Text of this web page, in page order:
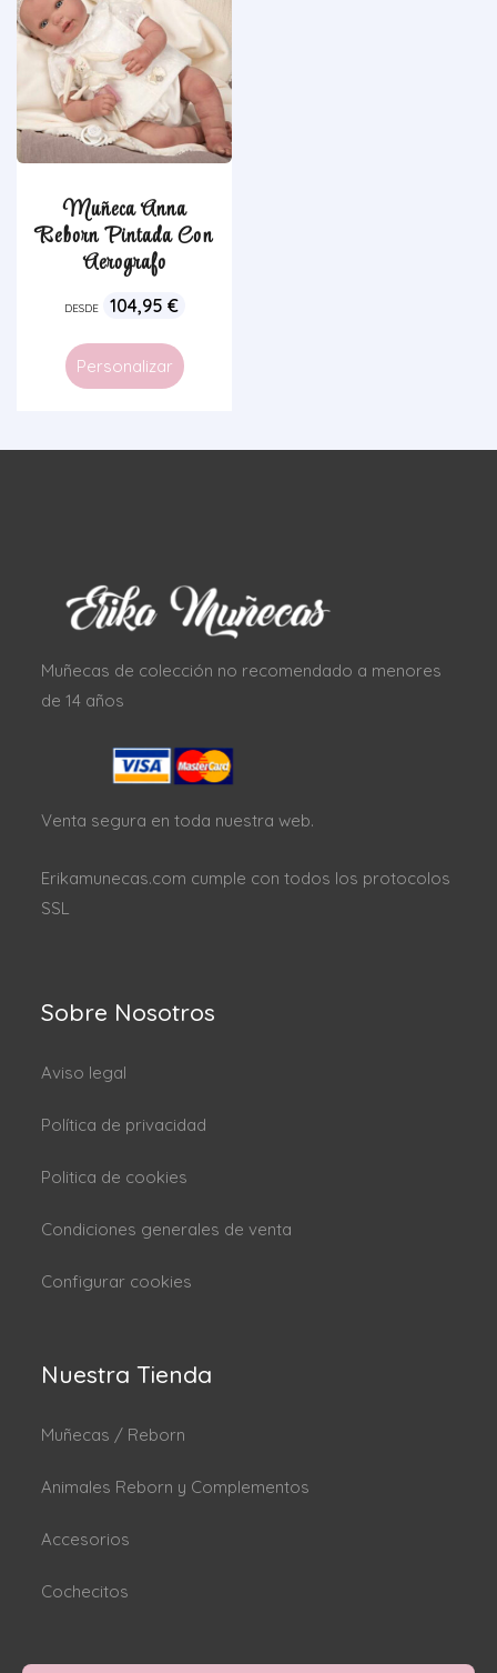
Muñeca Anna
Reborn Pintada Con
Aerografo
DESDE 104,95 €
Personalizar
Muñecas de colección no recomendado a menores
de 14 años
Venta segura en toda nuestra web.
Erikamunecas.com cumple con todos los protocolos
SSL
Sobre Nosotros
Aviso legal
Política de privacidad
Politica de cookies
Condiciones generales de venta
Configurar cookies
Nuestra Tienda
Muñecas / Reborn
Animales Reborn y Complementos
Accesorios
Cochecitos